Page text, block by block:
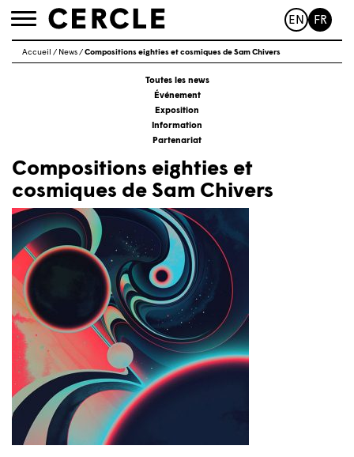
Toggle
EN FR
Accueil / News/Compositions eighties et cosmiques de Sam Chivers
Toutes les news
Événement
Exposition
Information
Partenariat
Compositions eighties et
cosmiques de Sam Chivers